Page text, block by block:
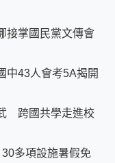
接掌國民黨文傳會
中43人會考5A揭開
跨國共學走進校
多項設施暑假免